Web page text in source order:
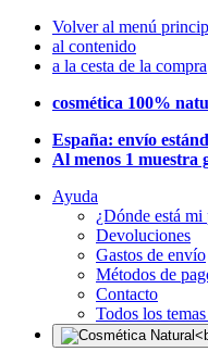
Volver al menú
al contenido
a la cesta de la compra
cosmética 100%
España: envío
Al menos 1 muestra
Ayuda
¿Dónde está mi
Devoluciones
Gastos de envío
Métodos de
Contacto
Todos los